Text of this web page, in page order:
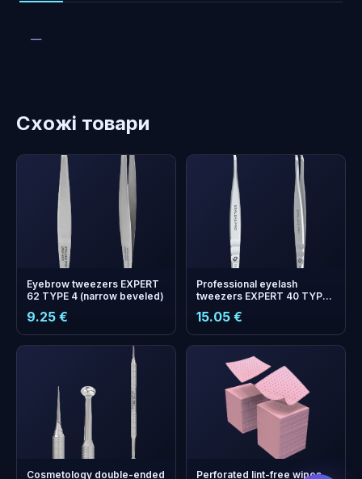
—
Схожі товари
Eyebrow tweezers EXPERT
62 TYPE 4 (narrow beveled)
9.25 €
Professional eyelash
tweezers EXPERT 40 TYPE
15.05 €
Cosmetology double-ended Perforated lint-free wipes
+
бонусних
Збирайте і економте на